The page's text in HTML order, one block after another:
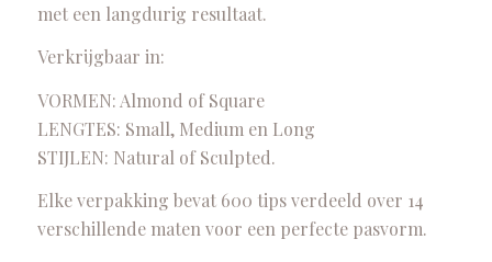
met een langdurig resultaat.
Verkrijgbaar in:
VORMEN: Almond of Square
LENGTES: Small, Medium en Long
STIJLEN: Natural of Sculpted.
Elke verpakking bevat 600 tips verdeeld over 14
verschillende maten voor een perfecte pasvorm.